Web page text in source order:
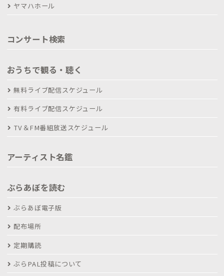
ヤマハホール
コンサート検索
おうちで観る・聴く
無料ライブ配信スケジュール
有料ライブ配信スケジュール
TV＆FM番組放送スケジュール
アーティスト名鑑
ぶらあぼを読む
ぶらあぼ電子版
配布場所
定期購読
ぶらPAL投稿について